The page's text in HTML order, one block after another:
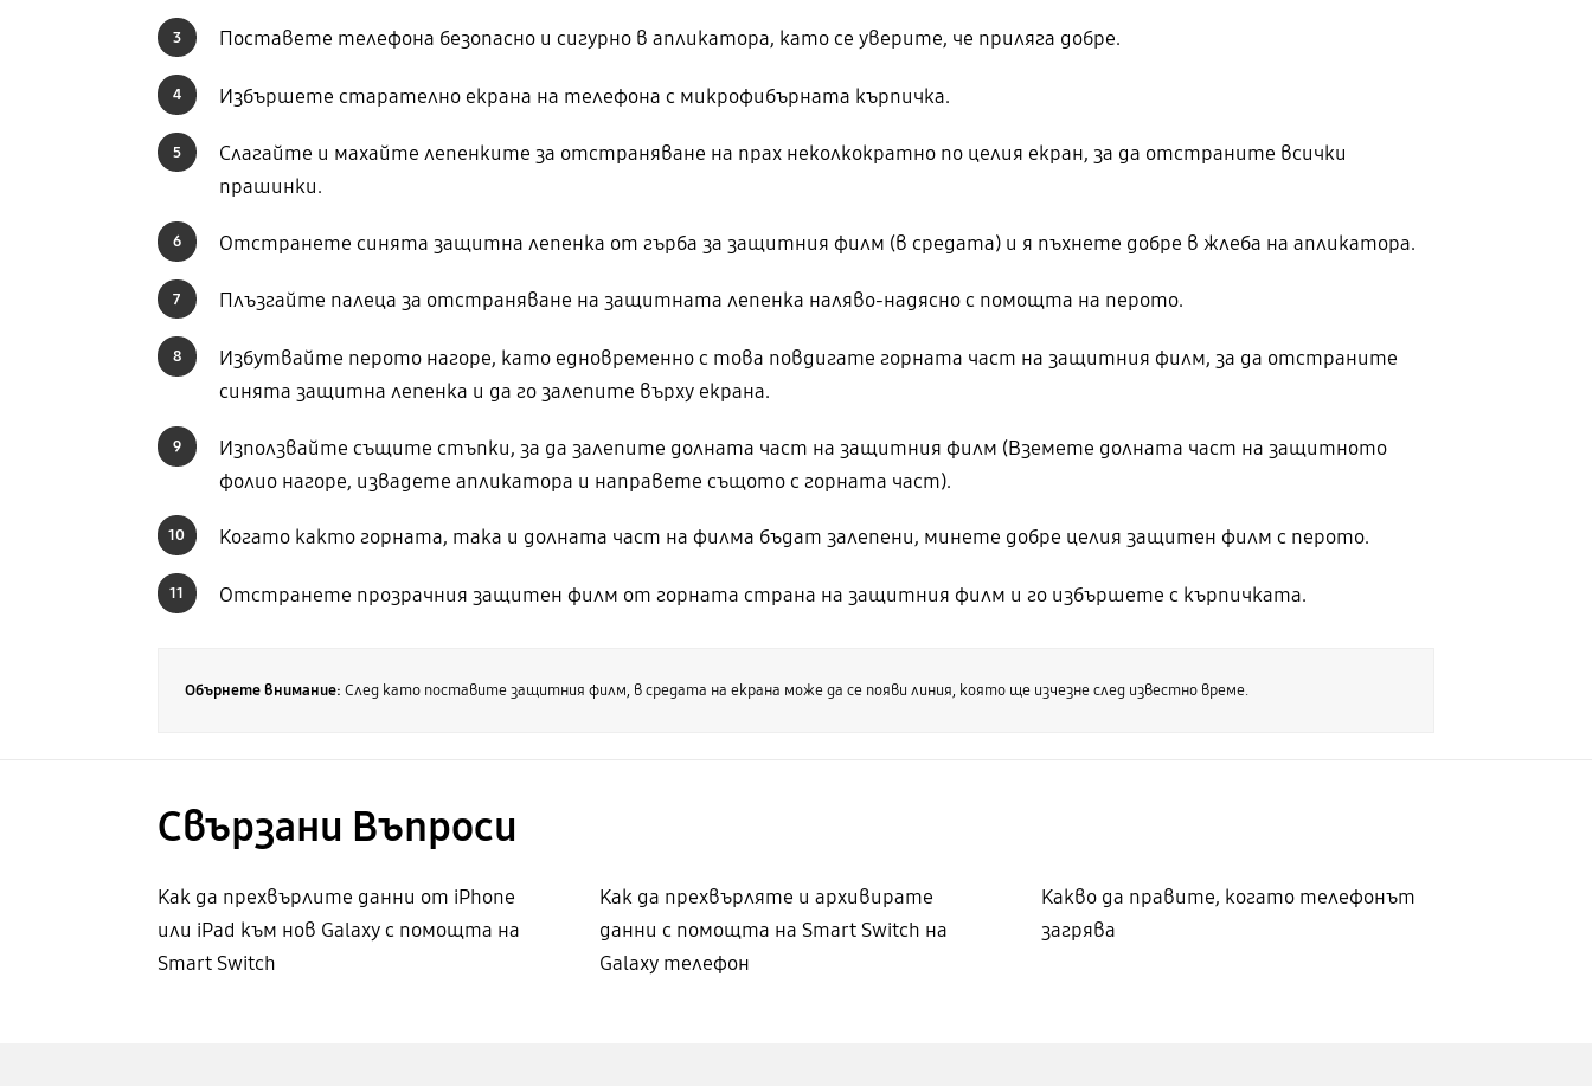
3 Поставете телефона безопасно и сигурно в апликатора, като се уверите, че приляга добре.
4 Избършете старателно екрана на телефона с микрофибърната кърпичка.
5
Слагайте и махайте лепенките за отстраняване на прах неколкократно по целия екран, за да отстраните всички
прашинки.
6 Отстранете синята защитна лепенка от гърба за защитния филм (в средата) и я пъхнете добре в жлеба на апликатора.
7 Плъзгайте палеца за отстраняване на защитната лепенка наляво-надясно с помощта на перото.
8
Избутвайте перото нагоре, като едновременно с това повдигате горната част на защитния филм, за да отстраните
синята защитна лепенка и да го залепите върху екрана.
9
Използвайте същите стъпки, за да залепите долната част на защитния филм (Вземете долната част на защитното
фолио нагоре, извадете апликатора и направете същото с горната част).
10 Когато както горната, така и долната част на филма бъдат залепени, минете добре целия защитен филм с перото.
11 Отстранете прозрачния защитен филм от горната страна на защитния филм и го избършете с кърпичката.
Обърнете внимание: След като поставите защитния филм, в средата на екрана може да се появи линия, която ще изчезне след известно време.
Свързани Bъпроси
Как да прехвърлите данни от iPhone
или iPad към нов Galaxy с помощта на
Smart Switch
Как да прехвърляте и архивирате
данни с помощта на Smart Switch на
Galaxy телефон
Какво да правите, когато телефонът
загрява